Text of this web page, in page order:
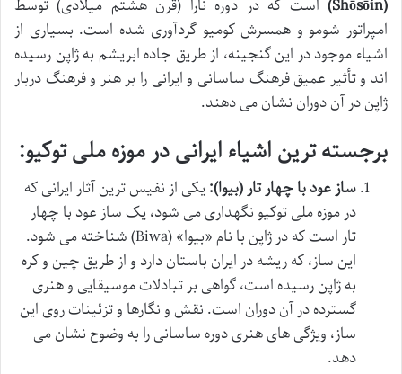
(Shōsōin)
است که در دوره نارا (قرن هشتم میلادی) توسط
امپراتور شومو و همسرش کومیو گردآوری شده است. بسیاری از
اشیاء موجود در این گنجینه، از طریق جاده ابریشم به ژاپن رسیده
اند و تأثیر عمیق فرهنگ ساسانی و ایرانی را بر هنر و فرهنگ دربار
ژاپن در آن دوران نشان می دهند.
برجسته ترین اشیاء ایرانی در موزه ملی توکیو:
ساز عود با چهار تار (بیوا):یکی از نفیس ترین آثار ایرانی که
در موزه ملی توکیو نگهداری می شود، یک ساز عود با چهار
تار است که در ژاپن با نام «بیوا» (Biwa) شناخته می شود.
این ساز، که ریشه در ایران باستان دارد و از طریق چین و کره
به ژاپن رسیده است، گواهی بر تبادلات موسیقایی و هنری
گسترده در آن دوران است. نقش و نگارها و تزئینات روی این
ساز، ویژگی های هنری دوره ساسانی را به وضوح نشان می
دهد.